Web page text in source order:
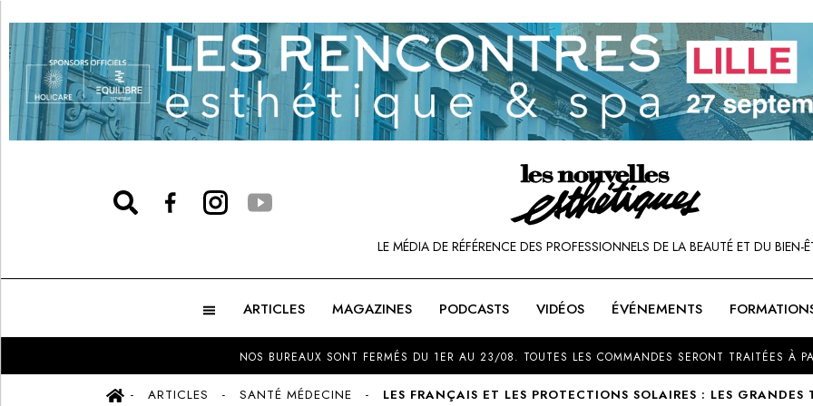
LE MÉDIA DE RÉFÉRENCE DES PROFESSIONNELS DE LA BEAUTÉ ET DU BIEN-
ARTICLES MAGAZINES PODCASTS VIDÉOS ÉVÉNEMENTS
NOS BUREAUX SONT FERMÉS DU 1ER AU 23/08. TOUTES LES COMMANDES SERONT TRAITÉES À
ARTICLES SANTÉ MÉDECINE LES FRANÇAIS ET LES PROTECTIONS SOLAIRES : LES GRANDES